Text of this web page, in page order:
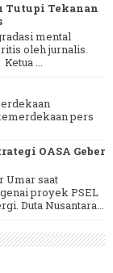
Tutupi Tekanan
mental
oleh jurnalis.
...
pers
OASA Geber
Umar saat
proyek PSEL
Duta Nusantara...